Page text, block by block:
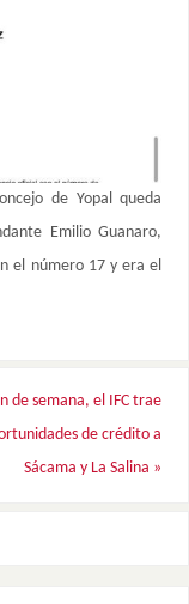
de Yopal queda
Emilio Guanaro,
el número 17 y era el
de semana, el IFC trae
de crédito a
Sácama y La Salina »